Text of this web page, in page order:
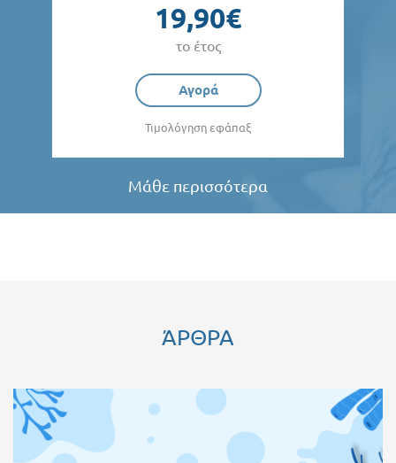
19,90€
το έτος
Αγορά
Τιμολόγηση εφάπαξ
Μάθε περισσότερα
ΆΡΘΡΑ